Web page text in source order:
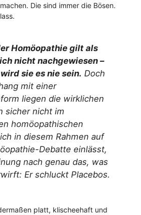
Die sind immer die Bösen.
Homöopathie gilt als
nicht nachgewiesen –
sie es nie sein. Doch
mit einer
liegen die wirklichen
sicher nicht im
homöopathischen
in diesem Rahmen auf
Debatte einlässt,
nach genau das, was
Er schluckt Placebos.
platt, klischeehaft und